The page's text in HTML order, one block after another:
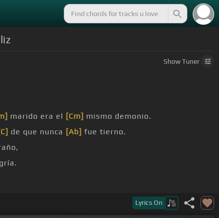
ShowTuner
marido era el [Cm] mismo demonio.
de que nunca [Ab] fue tierno.
Lyrics On